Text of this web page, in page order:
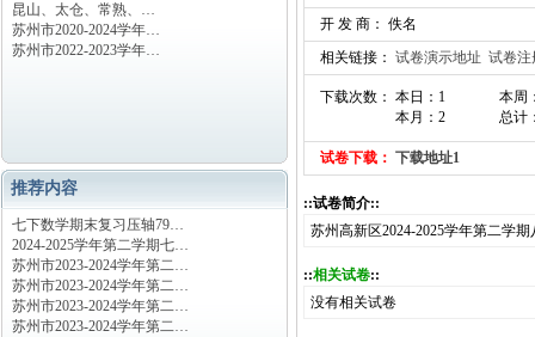
昆山、太仓、常熟、…
苏州市2020-2024学年…
苏州市2022-2023学年…
推荐内容
七下数学期末复习压轴79…
2024-2025学年第二学期七…
苏州市2023-2024学年第二…
苏州市2023-2024学年第二…
苏州市2023-2024学年第二…
苏州市2023-2024学年第二…
开 发 商： 佚名
相关链接： 试卷演示地址 试卷注
下载次数： 本日：1
本月：2
本周
总计
试卷下载： 下载地址1
::试卷简介::
苏州高新区2024-2025学年第二学
::相关试卷::
没有相关试卷